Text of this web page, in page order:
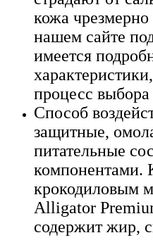
кожа
нашем сайте
имеется
процесс
Способ
защитные,
питательные
компонентами.
крокодиловым
Alligator
содержит жир,